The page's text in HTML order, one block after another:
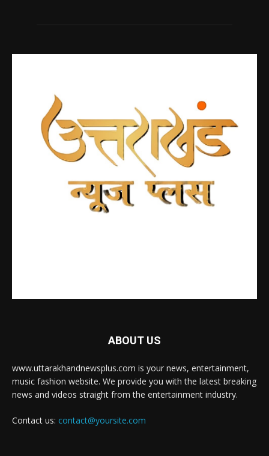
ABOUT US
www.uttarakhandnewsplus.com is your news, entertainment,
music fashion website. We provide you with the latest breaking
news and videos straight from the entertainment industry.
Contact us: contact@yoursite.com